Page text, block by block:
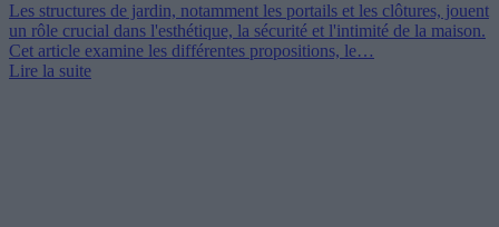
Les structures de jardin, notamment les portails et les clôtures, jouent
un rôle crucial dans l'esthétique, la sécurité et l'intimité de la maison.
Cet article examine les différentes propositions, le…
Lire la suite